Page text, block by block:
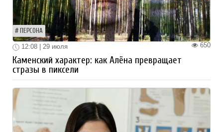
ПЕРСОНА
650
12:08 | 29 июля
Каменский характер: как Алёна превращает
стразы в пиксели